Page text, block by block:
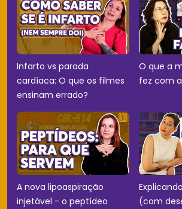
Infarto vs parada
cardíaca: O que os filmes
ensinam errado?
O que a
fez com
A nova lipoaspiração
injetável - o peptídeo
(com